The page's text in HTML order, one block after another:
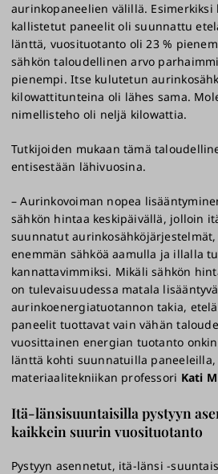
aurinkopaneelien välillä. Esimerkiksi
kallistetut paneelit oli suunnattu
länttä, vuosituotanto oli 23 %
sähkön taloudellinen arvo
pienempi. Itse kulutetun
kilowattitunteina oli lähes sama.
nimellisteho oli neljä kilowattia.
Tutkijoiden mukaan tämä
entisestään lähivuosina.
– Aurinkovoiman nopea
sähkön hintaa keskipäivällä, jolloin
suunnatut
enemmän sähköä aamulla ja illalla
kannattavimmiksi. Mikäli sähkön
on tulevaisuudessa matala
aurinkoenergiatuotannon takia,
paneelit tuottavat vain vähän
vuosittainen energian tuotanto
länttä kohti suunnatuilla paneeleilla,
materiaalitekniikan professori Kati
Itä-länsisuuntaisilla pystyyn
kaikkein suurin vuosituotanto
Pystyyn asennetut, itä-länsi -